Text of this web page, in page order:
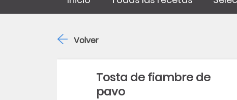
Tosta de fiambre de
pavo
Volver